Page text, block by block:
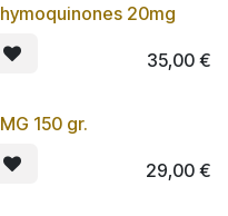
20mg
35,00€
150 gr.
29,00€